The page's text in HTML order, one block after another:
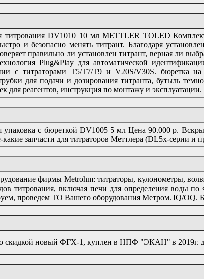
титрования DV1010 10 мл METTLER TOLED
и безопасно менять титрант. Благодаря
правильно ли установлен титрант, верная ли
Plug&Play для автоматической
с титраторами T5/T7/T9 и V20S/V30S. бюретка
для подачи и дозирования титранта, бутыль
для реагентов, инструкция по монтажу и
упаковка с бюреткой DV1005 5 мл Цена 90.000 р.
какие запчасти для титраторов Меттлера (DL5x-серии и
фирмы Metrohm: титраторы, кулонометры,
титрования, включая печи для определения воды
проведем ТО Вашего оборудования Метром. IQ/OQ.
скидкой новый ФГХ-1, куплен в НПФ "ЭКАН" в 2019г.